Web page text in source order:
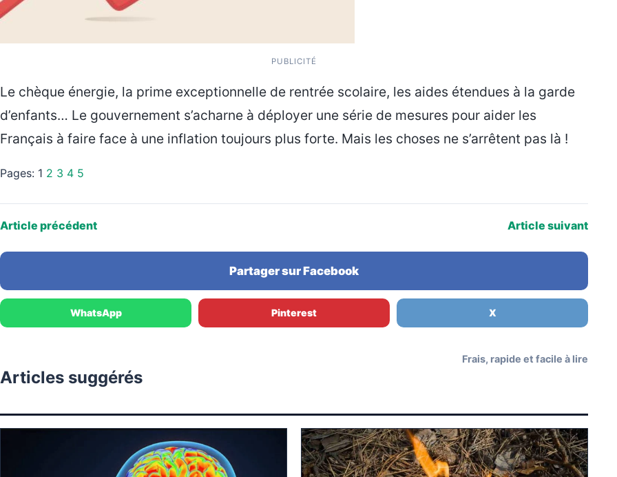
PUBLICITÉ
Le chèque énergie, la prime exceptionnelle de rentrée scolaire, les aides étendues à la garde
d’enfants… Le gouvernement s’acharne à déployer une série de mesures pour aider les
Français à faire face à une inflation toujours plus forte. Mais les choses ne s’arrêtent pas là !
Pages: 1 2 3 4 5
Article précédent Article suivant
Partager sur Facebook
WhatsApp Pinterest X
Articles suggérés
Frais, rapide et facile à lire